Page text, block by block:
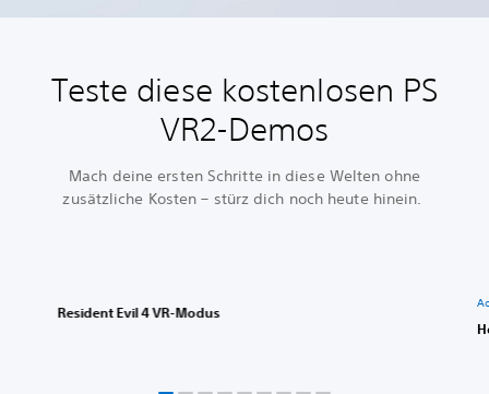
Teste diese kostenlosen PS
VR2-Demos
Mach deine ersten Schritte in diese Welten ohne
zusätzliche Kosten – stürz dich noch heute hinein.
Resident Evil 4 VR-Modus